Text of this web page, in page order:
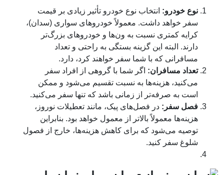
نوع خودرو:انتخاب نوع خودرو تأثیر زیادی بر قیمت
سفر خواهد داشت. معمولاً خودروهای سواری (سدان)،
کرایه کمتری نسبت به ون‌ها و خودروهای بزرگ‌تر
دارند. البته این گزینه بستگی به راحتی و تعداد
مسافرانی که با شما سفر خواهند کرد، دارد.
تعداد مسافران:اگر شما با گروهی از افراد سفر
می‌کنید، هزینه‌ها به نسبت تقسیم می‌شود و ممکن
است به صرفه‌تر از زمانی باشد که تنها سفر می‌کنید.
فصل سفر:در فصل‌های پیک، مانند تعطیلات نوروز،
هزینه‌ها معمولاً بالاتر از معمول خواهد بود. بنابراین
توصیه می‌شود که برای کاهش هزینه‌ها، خارج از فصول
شلوغ سفر کنید.